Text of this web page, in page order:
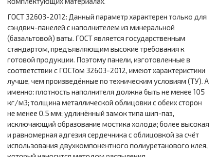
ГОСТ 32603-2012: Данный параметр характерен только для
сэндвич-панелей с наполнителем из минеральной
(базальтовой) ваты. ГОСТ является государственным
стандартом, предъявляющим высокие требования к
готовой продукции. Поэтому панели, изготовленные в
соответствии с ГОСТом 32603-2012, имеют характеристики
лучше, чем произведённые по техническим условиям (ТУ). А
именно: плотность наполнителя должна быть не менее 105
кг/м3; толщина металлической облицовки с обеих сторон
не менее 0.5 мм; удлинённый замок типа шип-паз,
исключающий образование мостика холода; более высокая
и равномерная адгезия сердечника с облицовкой за счёт
использования двухкомпонентного полиуретанового клея,